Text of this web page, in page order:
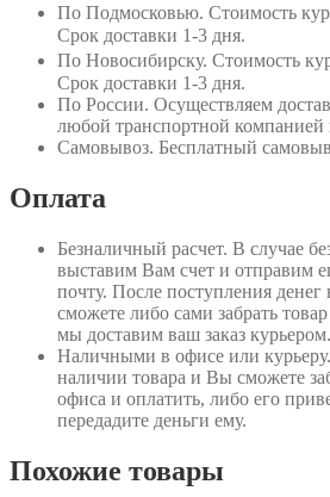
По Подмосковью. Стоимость
Срок доставки 1-3 дня.
По Новосибирску. Стоимость
Срок доставки 1-3 дня.
По России. Осуществляем
любой транспортной компанией
Самовывоз. Бесплатный
Оплата
Безналичный расчет. В случае
выставим Вам счет и отправим
почту. После поступления
сможете либо сами забрать
мы доставим ваш заказ курьером.
Наличными в офисе или курьеру
наличии товара и Вы сможете
офиса и оплатить, либо его
передадите деньги ему.
Похожие товары